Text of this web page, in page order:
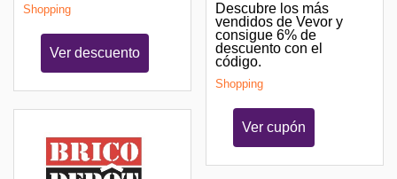
Shopping
Ver descuento
Descubre los más
vendidos de Vevor y
consigue 6% de
descuento con el
código.
Shopping
Ver cupón